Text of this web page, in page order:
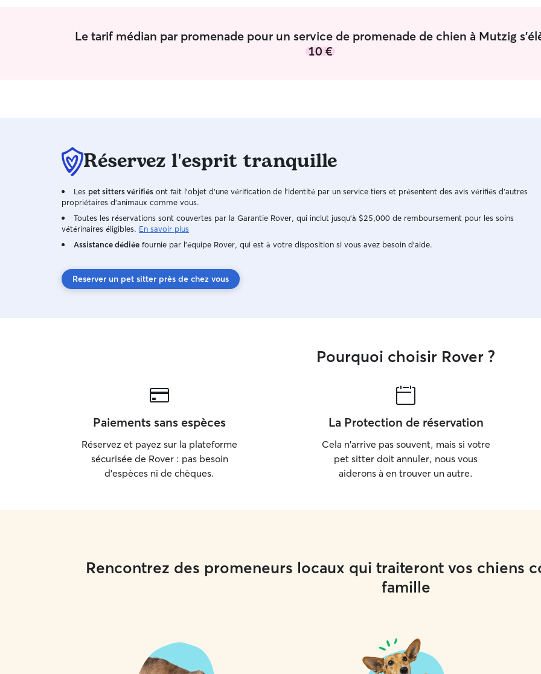
Le tarif médian par promenade pour un service de promenade de chien à Mutzig
10 €
Réservez l'esprit tranquille
Les pet sitters vérifiés ont fait l'objet d'une vérification de l'identité par un service tiers et présentent des avis vérifiés d'autres
propriétaires d'animaux comme vous.
Toutes les réservations sont couvertes par la Garantie Rover, qui inclut jusqu'à $25,000 de remboursement pour les soins
vétérinaires éligibles. En savoir plus
Assistance dédiée fournie par l'équipe Rover, qui est à votre disposition si vous avez besoin d'aide.
Reserver un pet sitter près de chez vous
Pourquoi choisir Rover ?
Paiements sans espèces
Réservez et payez sur la plateforme
sécurisée de Rover : pas besoin
d'espèces ni de chèques.
La Protection de réservation
Cela n'arrive pas souvent, mais si votre
pet sitter doit annuler, nous vous
aiderons à en trouver un autre.
Rencontrez des promeneurs locaux qui traiteront vos chiens
famille